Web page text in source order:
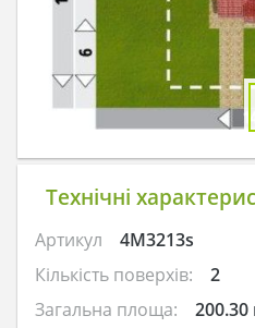
Технічні
Артикул
4M3213s
Кількість поверхів:
2
Загальна площа:
200.30